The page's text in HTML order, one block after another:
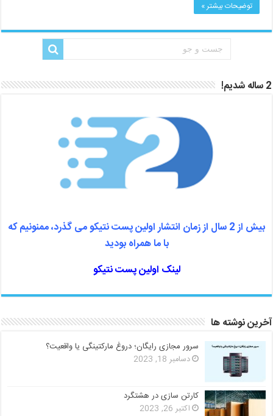
توضیحات بیشتر »
2 ساله شدیم!
بیش از 2 سال از زمان انتشار اولین پست نتیکو می گذرد، ممنونیم که
با ما همراه بودید
لینک اولین پست نتیکو
آخرین نوشته ها
سرور مجازی رایگان؛ دروغ مارکتینگی یا واقعیت؟
دسامبر 18, 2023
کارتن سازی در هشتگرد
اکتبر 26, 2023